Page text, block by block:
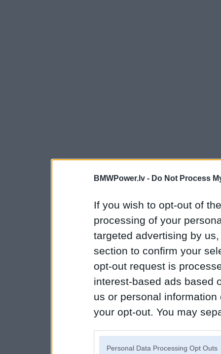
BMWPower.lv - Do Not Process
If you wish to opt-out of
processing of your
targeted advertising by
section to confirm your
opt-out request is
interest-based ads based
us or personal
your opt-out. You may
Personal Data Processing Opt Outs